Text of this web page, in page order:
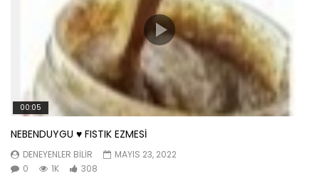
00:05
NEBENDUYGU ♥️ FISTIK EZMESİ
DENEYENLER BILIR
MAYIS 23, 2022
0
1K 308